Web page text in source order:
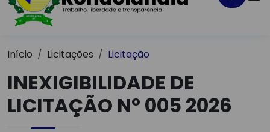
Início Licitações Licitação
INEXIGIBILIDADE DE
LICITAÇÃO Nº 005 2026